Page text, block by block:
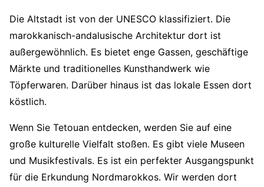
Die Altstadt ist von der UNESCO klassifiziert. Die
marokkanisch-andalusische Architektur dort ist
außergewöhnlich. Es bietet enge Gassen, geschäftige
Märkte und traditionelles Kunsthandwerk wie
Töpferwaren. Darüber hinaus ist das lokale Essen dort
köstlich.
Wenn Sie Tetouan entdecken, werden Sie auf eine
große kulturelle Vielfalt stoßen. Es gibt viele Museen
und Musikfestivals. Es ist ein perfekter Ausgangspunkt
für die Erkundung Nordmarokkos. Wir werden dort